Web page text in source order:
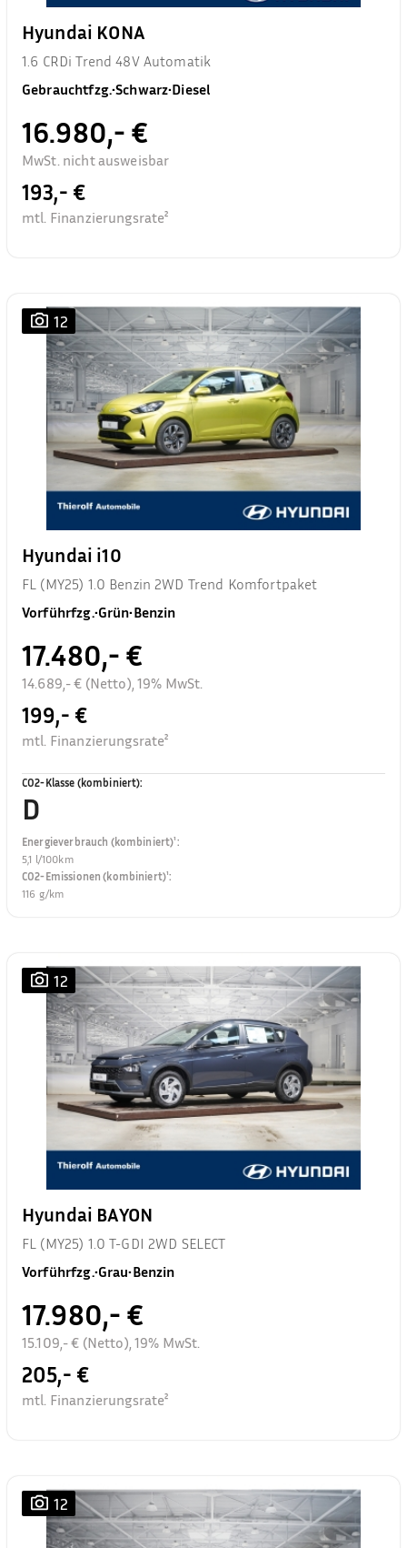
Hyundai KONA
1.6 CRDi Trend 48V Automatik
Gebrauchtfzg.•Schwarz•Diesel
16.980,- €
MwSt. nicht ausweisbar
193,- €
mtl. Finanzierungsrate²
12
Hyundai i10
FL (MY25) 1.0 Benzin 2WD Trend Komfortpaket
Vorführfzg.•Grün•Benzin
17.480,- €
14.689,- € (Netto), 19% MwSt.
199,- €
mtl. Finanzierungsrate²
CO2-Klasse (kombiniert):
D
Energieverbrauch (kombiniert)¹:
5,1 l/100km
CO2-Emissionen (kombiniert)¹:
116 g/km
12
Hyundai BAYON
FL (MY25) 1.0 T-GDI 2WD SELECT
Vorführfzg.•Grau•Benzin
17.980,- €
15.109,- € (Netto), 19% MwSt.
205,- €
mtl. Finanzierungsrate²
12